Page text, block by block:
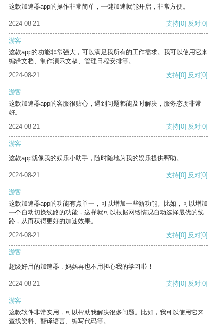
这款加速器app的操作非常简单，一键加速就能开启，非常方便。
2024-08-21 支持[0] 反对[0]
游客
这款app的功能非常强大，可以满足我所有的工作需求。我可以使用它来
编辑文档、制作演示文稿、管理日程安排等。
2024-08-21
支持[0] 反对[0]
游客
这款加速器app的客服很贴心，遇到问题都能及时解决，服务态度非常
好。
2024-08-21
支持[0] 反对[0]
游客
这款app就像我的娱乐小助手，随时随地为我的娱乐提供帮助。
2024-08-21 支持[0] 反对[0]
游客
这款加速器app的功能有点单一，可以增加一些新功能。比如，可以增加
一个自动切换线路的功能，这样就可以根据网络情况自动选择最优的线
路，从而获得更好的加速效果。
2024-08-21
支持[0] 反对[0]
游客
超级好用的加速器，妈妈再也不用担心我的学习啦！
2024-08-21 支持[0] 反对[0]
游客
这款软件非常实用，可以帮助我解决很多问题。比如，我可以使用它来
查找资料、翻译语言、编写代码等。